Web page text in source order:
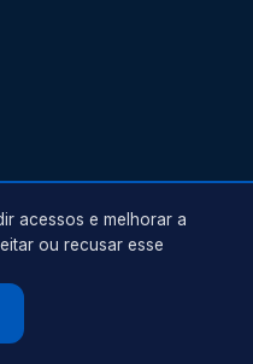
os direitos reservados.
acessos e melhorar a
ou recusar esse